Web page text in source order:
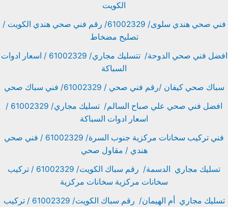
الكويت
فني صحي هندي سلوى/ 61002329/ رقم فني صحي هندي الكويت /
تصليح مضخاط
افضل فني صحي الدوحة/ تتسليك مجاري/ 61002329 / اسعار ادوات
السباكة
سباك صحي كيفان /رقم فني صحي / 61002329/ فني سباك صحي
افضل فني صحي علي صباح السالم/ تسليك مجاري/ 61002329 /
اسعار ادوات السباكة
فني تركيب سخانات مركزية جنوب السرة/ 61002329 / فني صحي
هندي / مقاول صحي
تسليك مجاري الدسمة/ رقم سباك الكويت/ 61002329 / تركيب
سخانات مركزية سخانات مركزية
تسليك مجاري أم الهيمان/ رقم سباك الكويت/ 61002329 / تركيب